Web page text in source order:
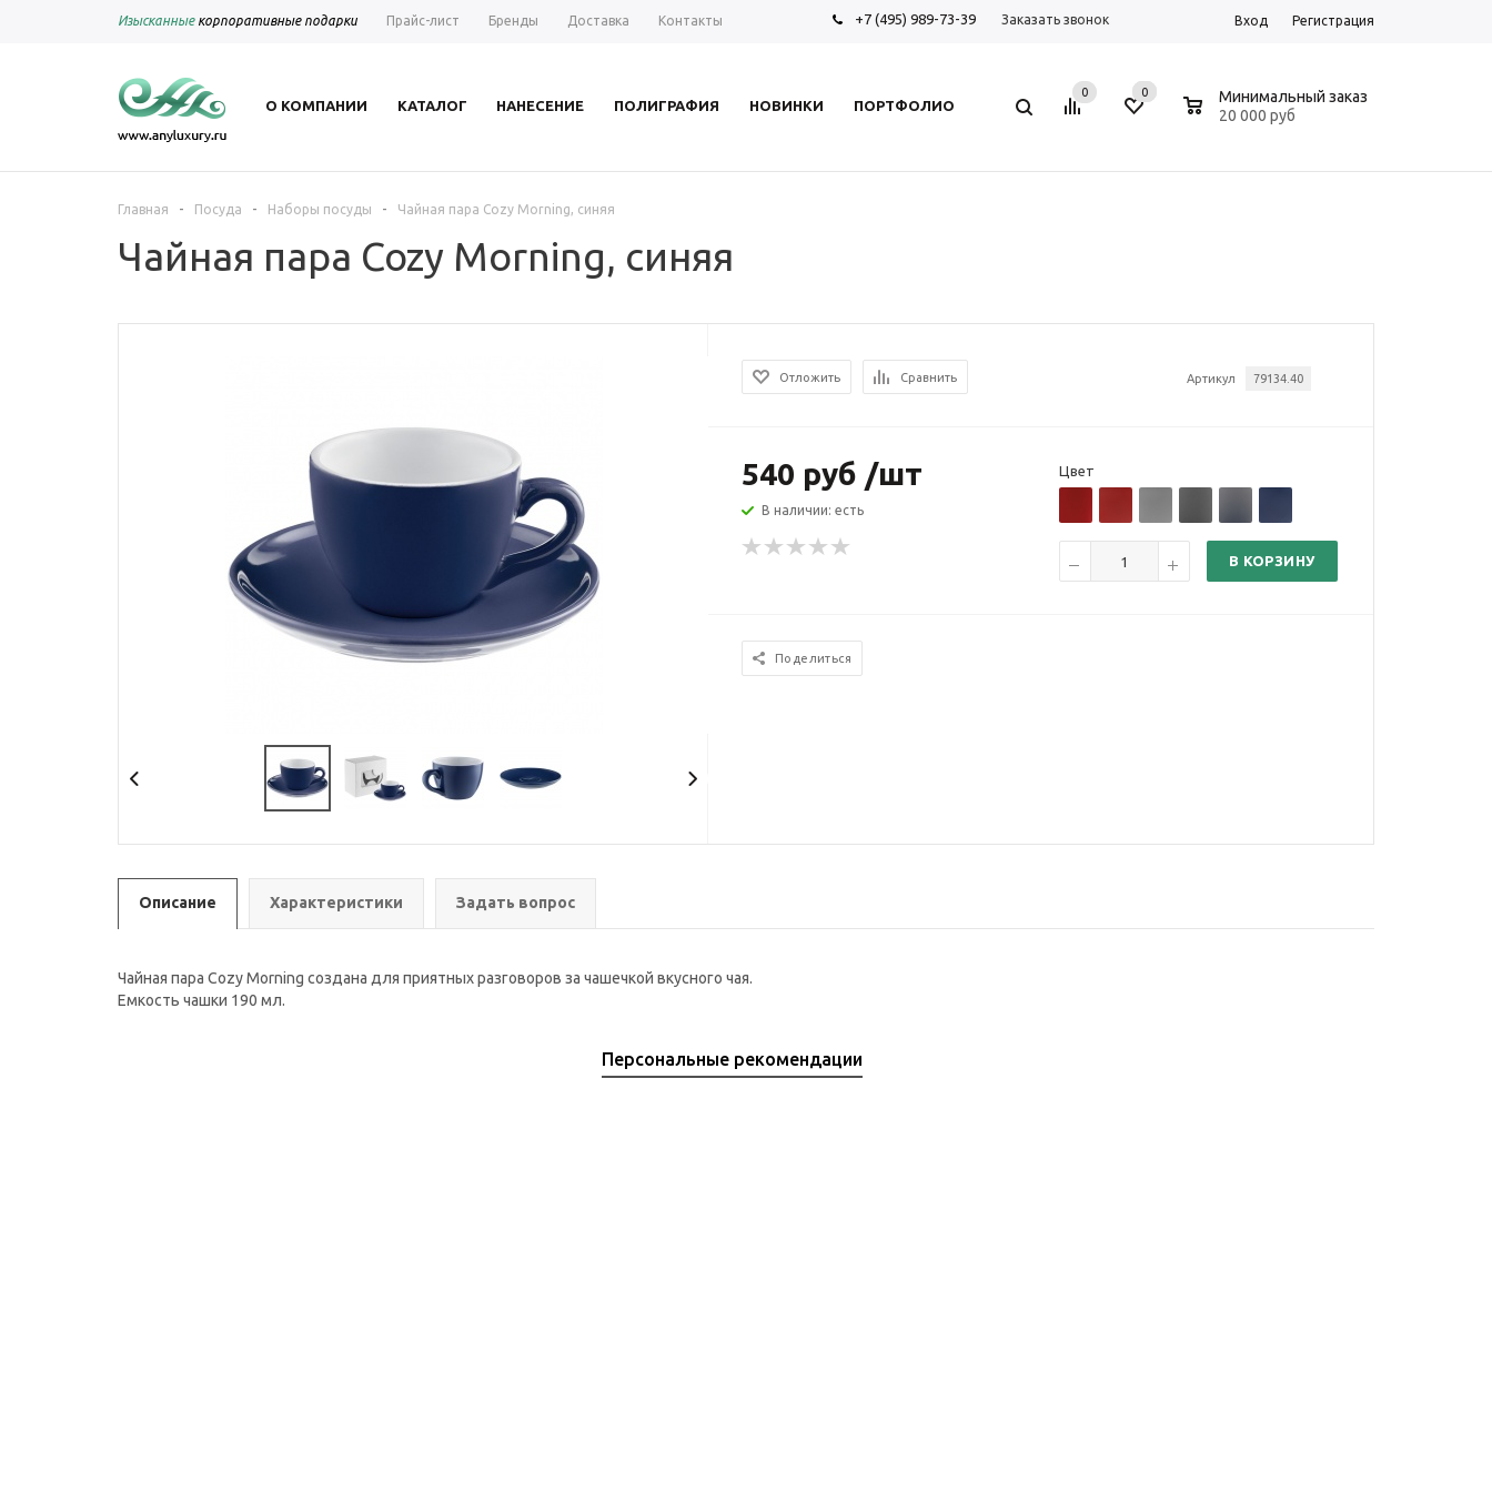
Изысканныекорпоративные подарки Прайс-лист Бренды Доставка Контакты +7 (495) 989-73-39 Заказать звонок Вход Регистрация
О КОМПАНИИ КАТАЛОГ НАНЕСЕНИЕ ПОЛИГРАФИЯ НОВИНКИ ПОРТФОЛИО
0 0
Минимальный заказ
20 000 руб
Главная - Посуда - Наборы посуды - Чайная пара Cozy Morning, синяя
Чайная пара Cozy Morning, синяя
Артикул 79134.40
Отложить Сравнить
540 руб /шт
В наличии: есть
Цвет
В КОРЗИНУ
Поделиться
Описание Характеристики Задать вопрос
Чайная пара Cozy Morning создана для приятных разговоров за чашечкой вкусного чая.
Емкость чашки 190 мл.
Персональные рекомендации